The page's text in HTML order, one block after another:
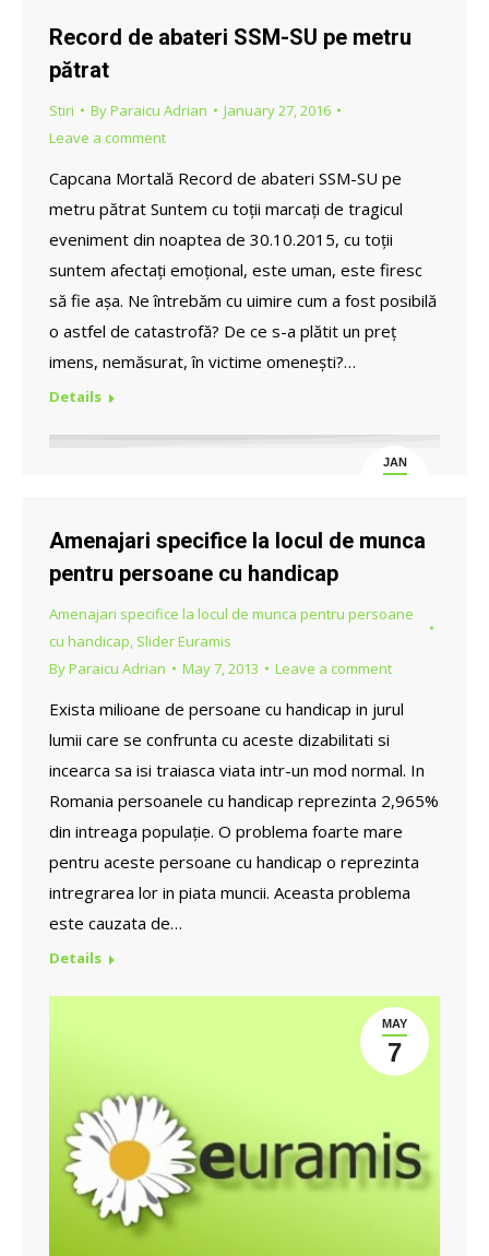
Record de abateri SSM-SU pe metru
pătrat
Stiri ByParaicu Adrian
January 27, 2016
Leave a comment
Capcana Mortală Record de abateri SSM-SU pe
metru pătrat Suntem cu toții marcați de tragicul
eveniment din noaptea de 30.10.2015, cu toții
suntem afectați emoțional, este uman, este firesc
să fie așa. Ne întrebăm cu uimire cum a fost posibilă
o astfel de catastrofă? De ce s-a plătit un preț
imens, nemăsurat, în victime omenești?…
Details
JAN
Amenajari specifice la locul de munca
pentru persoane cu handicap
Amenajari specifice la locul de munca pentru persoane
cu handicap, Slider Euramis
ByParaicu Adrian May 7, 2013 Leave a comment
Exista milioane de persoane cu handicap in jurul
lumii care se confrunta cu aceste dizabilitati si
incearca sa isi traiasca viata intr-un mod normal. In
Romania persoanele cu handicap reprezinta 2,965%
din intreaga populație. O problema foarte mare
pentru aceste persoane cu handicap o reprezinta
intregrarea lor in piata muncii. Aceasta problema
este cauzata de…
Details
MAY
7